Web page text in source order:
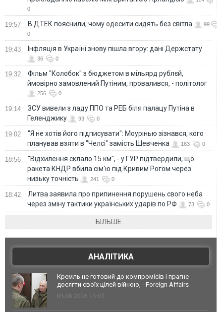
0
19:57 В ДТЕК пояснили, чому одесити сидять без світла
99
0
19:43 Інфляція в Україні знову пішла вгору: дані Держстату
36 0
19:32
Фільм "Колобок" з бюджетом в мільярд рублєй,
ймовірно замовлений Путіним, провалився, - політолог
256 0
19:14
ЗСУ вивели з ладу ППО та РЕБ біля палацу Путіна в
Геленджику
93 0
19:02
"Я не хотів його підписувати": Моурінью зізнався, кого
планував взяти в "Челсі" замість Шевченка
163 0
18:56
"Відхилення склало 15 км", - у ГУР підтвердили, що
ракета КНДР вбила сім'ю під Кривим Рогом через
низьку точність
241 0
18:42
Литва заявила про припинення порушень свого неба
через зміну тактики українських ударів по РФ
73 0
БІЛЬШЕ
АНАЛІТИКА
Кремль не готовий до компромісів і прагне
досягти своїх цілей війною, - Foreign Affairs
03.08.2026 13:02